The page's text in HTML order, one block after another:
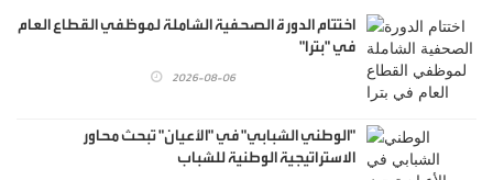
اختتام الدورة الصحفية الشاملة لموظفي القطاع العام
في "بترا"
2026-08-06
"الوطني الشبابي" في "الأعيان" تبحث محاور
الاستراتيجية الوطنية للشباب